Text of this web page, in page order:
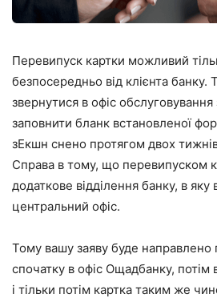
Перевипуск картки можливий
безпосередньо від клієнта банку.
звернутися в офіс обслуговування
заповнити бланк встановленої
зЕкшн снено протягом двох
Справа в тому, що перевипуском
додаткове відділення банку, в яку
центральний офіс.
Тому вашу заяву буде направлено
спочатку в офіс Ощадбанку,
і тільки потім картка таким же